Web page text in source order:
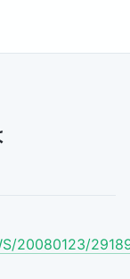
20080123/